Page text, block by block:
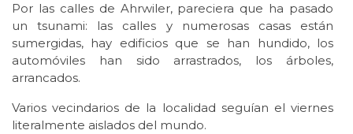
Por las calles de Ahrwiler, pareciera que ha pasado
un tsunami: las calles y numerosas casas están
sumergidas, hay edificios que se han hundido, los
automóviles han sido arrastrados, los árboles,
arrancados.
Varios vecindarios de la localidad seguían el viernes
literalmente aislados del mundo.